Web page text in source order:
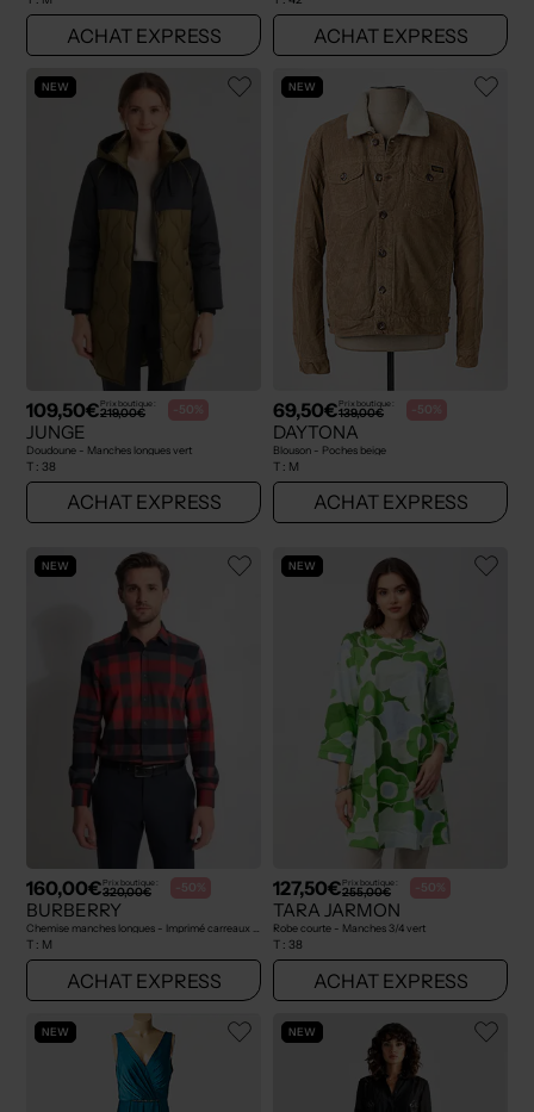
ACHAT EXPRESS ACHAT EXPRESS
NEW
109,50€Prix boutique :
219,00€ -50%
JUNGE
Doudoune - Manches longues vert
T : 38
ACHAT EXPRESS
NEW
69,50€Prix boutique :
139,00€ -50%
DAYTONA
Blouson - Poches beige
T : M
ACHAT EXPRESS
NEW
160,00€Prix boutique :
320,00€ -50%
BURBERRY
T : M
ACHAT EXPRESS
NEW
127,50€Prix boutique :
255,00€ -50%
TARA JARMON
Robe courte - Manches 3/4 vert
T : 38
ACHAT EXPRESS
NEW NEW